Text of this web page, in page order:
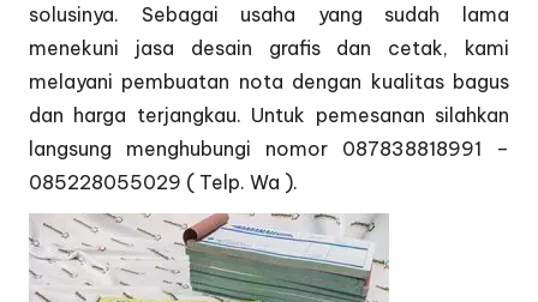
solusinya. Sebagai usaha yang sudah lama
menekuni jasa desain grafis dan cetak, kami
melayani pembuatan nota dengan kualitas bagus
dan harga terjangkau. Untuk pemesanan silahkan
langsung menghubungi nomor 087838818991 –
085228055029 ( Telp. Wa ).